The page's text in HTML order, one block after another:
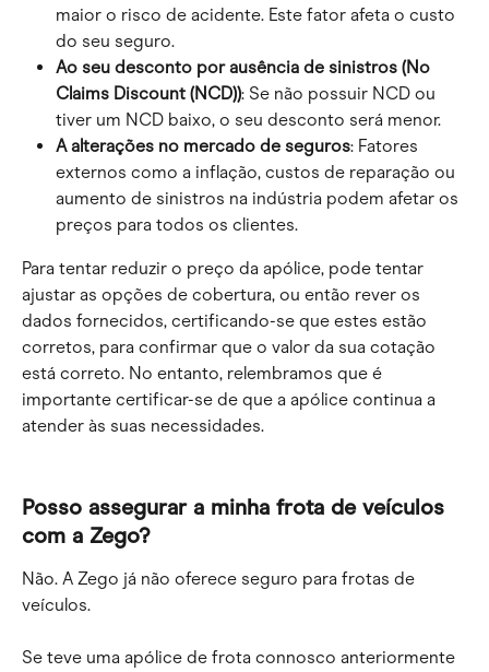
maior o risco de acidente. Este fator afeta o custo
do seu seguro.
Ao seu desconto por ausência de sinistros (No
Claims Discount (NCD)): Se não possuir NCD ou
tiver um NCD baixo, o seu desconto será menor.
A alterações no mercado de seguros: Fatores
externos como a inflação, custos de reparação ou
aumento de sinistros na indústria podem afetar os
preços para todos os clientes.
Para tentar reduzir o preço da apólice, pode tentar
ajustar as opções de cobertura, ou então rever os
dados fornecidos, certificando-se que estes estão
corretos, para confirmar que o valor da sua cotação
está correto. No entanto, relembramos que é
importante certificar-se de que a apólice continua a
atender às suas necessidades.
Posso assegurar a minha frota de veículos
com a Zego?
Não. A Zego já não oferece seguro para frotas de
veículos.
Se teve uma apólice de frota connosco anteriormente